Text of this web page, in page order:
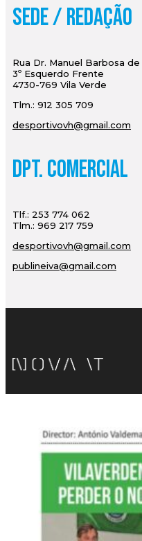
Sede / Redação
Rua Dr. Manuel Barbosa
3º Esquerdo Frente
4730-769 Vila Verde
Tlm.: 912 305 709
desportivovh@gmail.com
Dpt. Comercial
Tlf.: 253 774 062
Tlm.: 969 217 759
desportivovh@gmail.com
publineiva@gmail.com